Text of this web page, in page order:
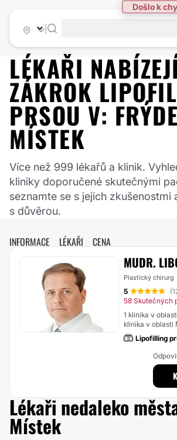
Došlo k
LÉKAŘI
ZÁKROK
PRSOU V:
MÍSTEK
Více než 999 lékařů a klinik.
kliniky doporučené skutečnými
seznamte se s jejich zkušenostmi
s důvěrou.
INFORMACE LÉKAŘI CENA
MUDR.
Plastický chirurg
5
58 Skutečných
1 klinika v
klinika v oblasti
kraj
Lipofilling
Lékaři nedaleko
Místek